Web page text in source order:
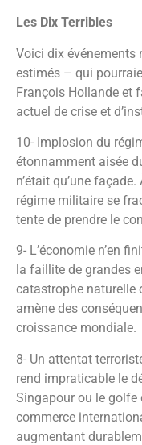
Les Dix Terribles
Voici dix
estimés – qui
François Hollande et
actuel de crise et
10- Implosion du
étonnamment aisée
n’était qu’une
régime militaire se
tente de prendre le
9- L’économie n’en
la faillite de grandes
catastrophe naturelle
amène des
croissance mondiale.
8- Un attentat
rend impraticable le
Singapour ou le golfe
commerce
augmentant